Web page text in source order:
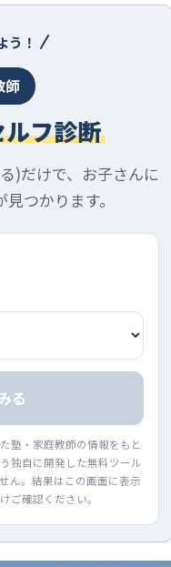
う！
師
フ診断
)だけで、お子さんに
つかります。
る
塾・家庭教師の情報をもと
独自に開発した無料ツール
ん。結果はこの画面に表示
ご確認ください。